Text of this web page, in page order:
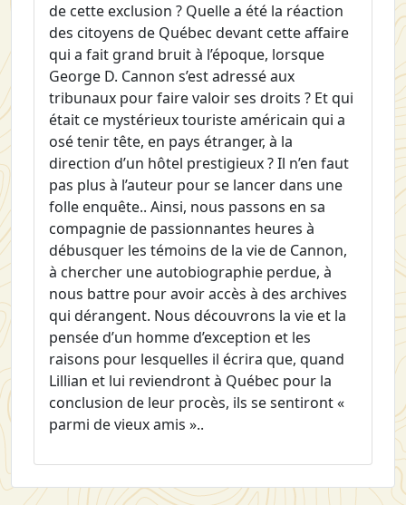
de cette exclusion ? Quelle a été la réaction
des citoyens de Québec devant cette affaire
qui a fait grand bruit à l’époque, lorsque
George D. Cannon s’est adressé aux
tribunaux pour faire valoir ses droits ? Et qui
était ce mystérieux touriste américain qui a
osé tenir tête, en pays étranger, à la
direction d’un hôtel prestigieux ? Il n’en faut
pas plus à l’auteur pour se lancer dans une
folle enquête.. Ainsi, nous passons en sa
compagnie de passionnantes heures à
débusquer les témoins de la vie de Cannon,
à chercher une autobiographie perdue, à
nous battre pour avoir accès à des archives
qui dérangent. Nous découvrons la vie et la
pensée d’un homme d’exception et les
raisons pour lesquelles il écrira que, quand
Lillian et lui reviendront à Québec pour la
conclusion de leur procès, ils se sentiront «
parmi de vieux amis »..